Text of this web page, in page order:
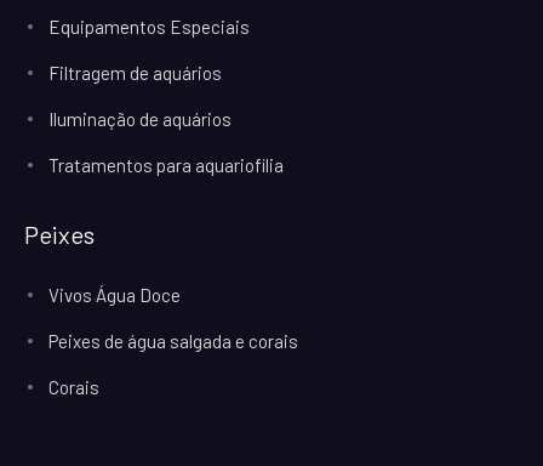
Equipamentos Especiais
Filtragem de aquários
Iluminação de aquários
Tratamentos para aquariofilia
Peixes
Vivos Água Doce
Peixes de água salgada e corais
Corais